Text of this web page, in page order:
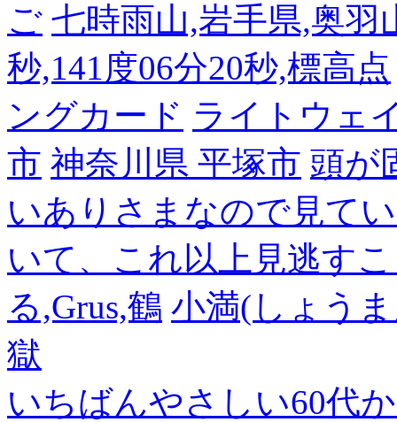
ご 七時雨山,岩手県,奥羽
秒,141度06分20秒,標高点
ングカード ライトウェ
市 神奈川県 平塚市 頭が
いありさまなので見て
いて、これ以上見逃す
る,Grus,鶴 小満(しょう
獄
いちばんやさしい60代